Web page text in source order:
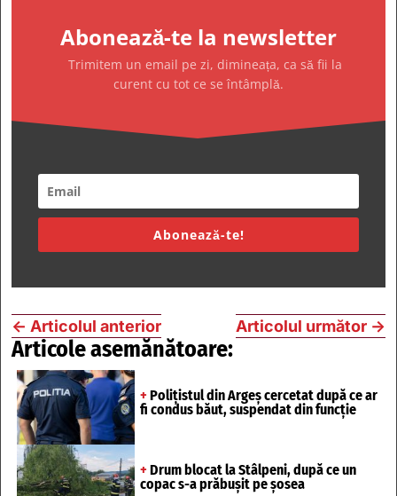
Abonează-te la newsletter
Trimitem un email pe zi, dimineața, ca să fii la
curent cu tot ce se întâmplă.
Abonează-te!
← Articolul anterior Articolul următor →
Articole asemănătoare:
+ Polițistul din Argeș cercetat după ce ar
fi condus băut, suspendat din funcție
+ Drum blocat la Stâlpeni, după ce un
copac s-a prăbușit pe șosea